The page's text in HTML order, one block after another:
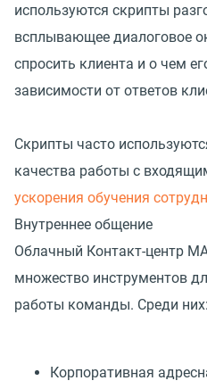
используются скрипты
всплывающее диалоговое
спросить клиента и о чем
зависимости от ответов
Скрипты часто
качества работы с
ускорения обучения
Внутреннее общение
Облачный Контакт-центр
множество инструментов
работы команды. Среди них:
Корпоративная